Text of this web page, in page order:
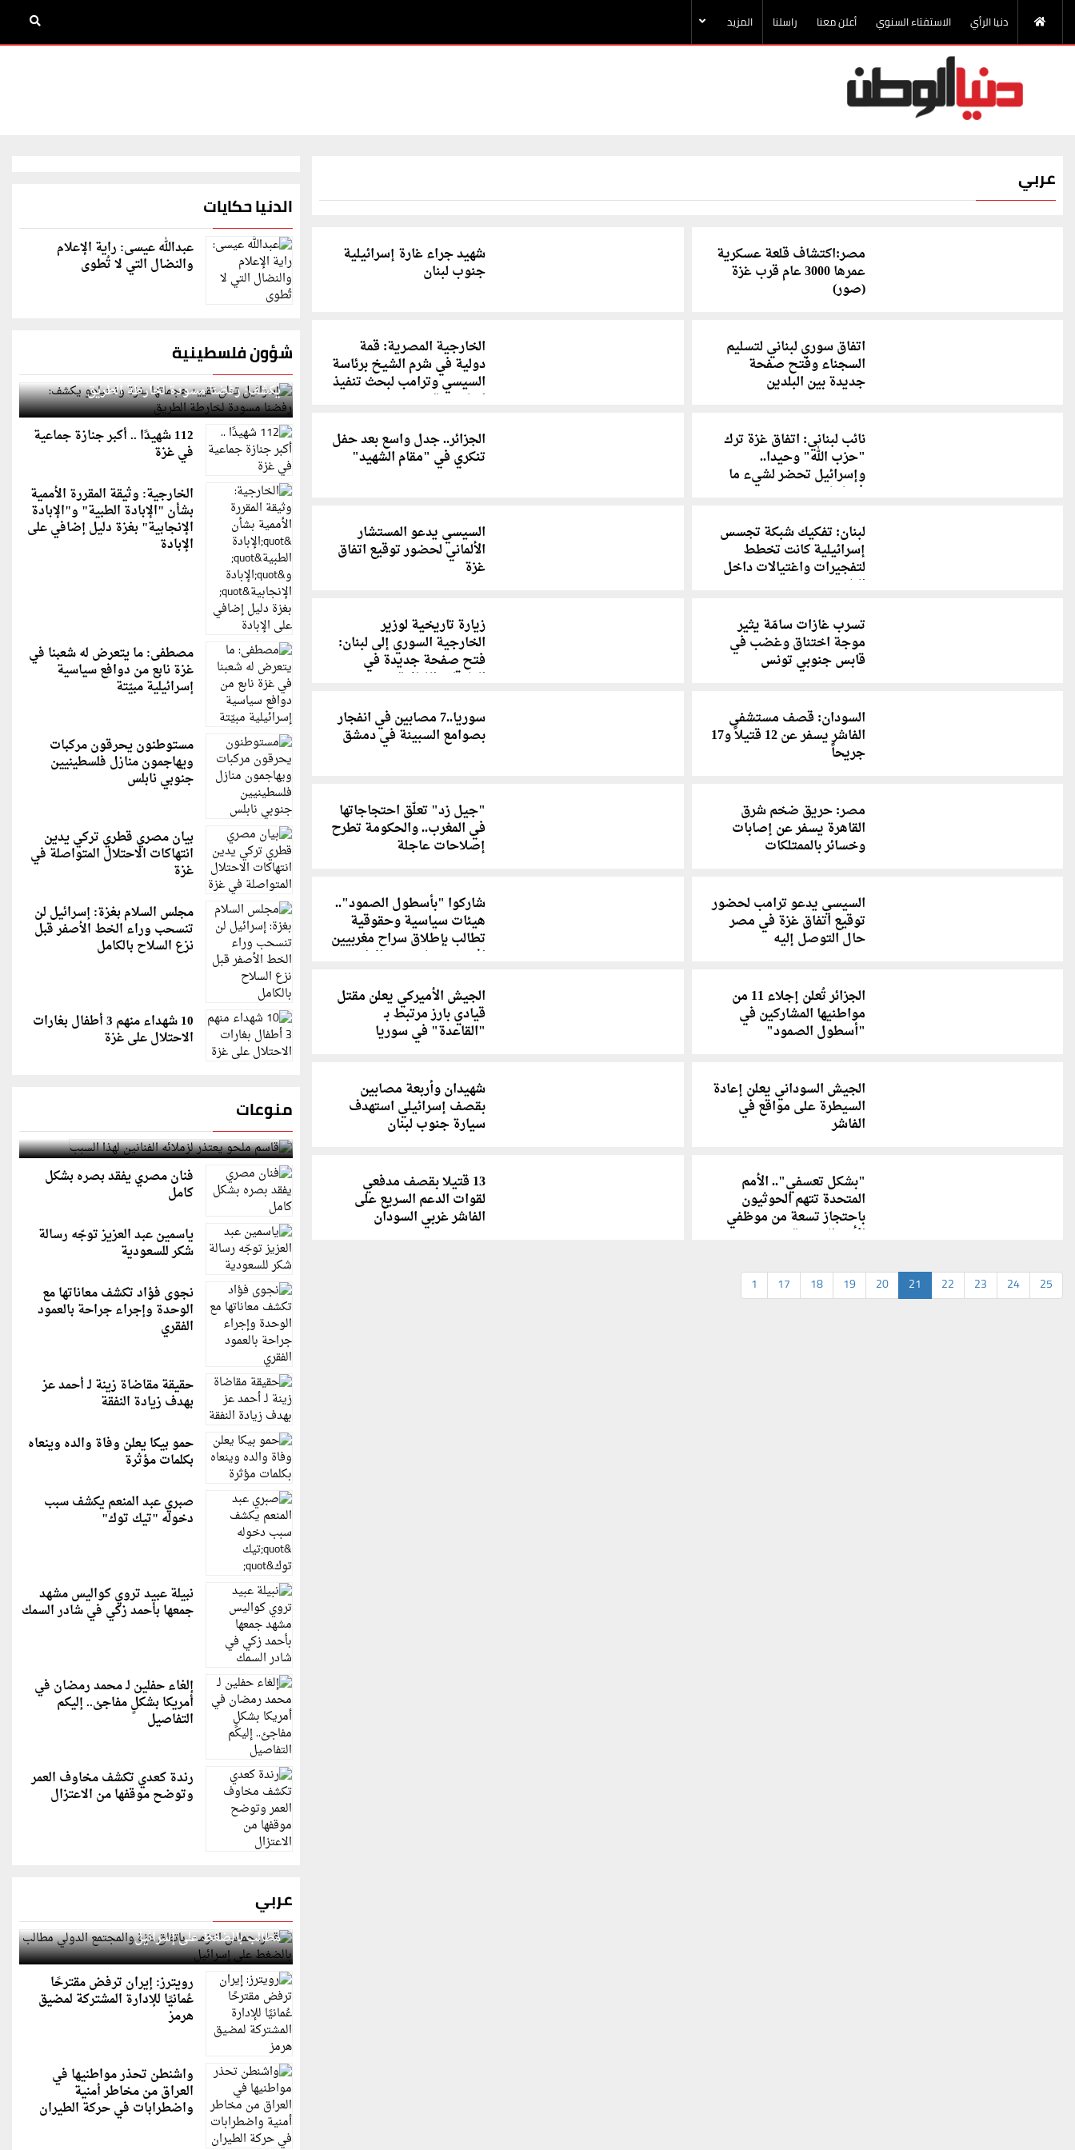
دنيا الرأي الاستفتاء السنوي أعلن معنا راسلنا المزيد
عربي
مصر:اكتشاف قلعة عسكرية
عمرها 3000 عام قرب غزة
(صور)
شهيد جراء غارة إسرائيلية
جنوب لبنان
اتفاق سوري لبناني لتسليم
السجناء وفتح صفحة
جديدة بين البلدين
الخارجية المصرية: قمة
دولية في شرم الشيخ برئاسة
السيسي وترامب لبحث تنفيذ
اتفاق غزة
نائب لبناني: اتفاق غزة ترك
"حزب الله" وحيدا..
وإسرائيل تحضر لشيء ما
في لبنان
الجزائر.. جدل واسع بعد حفل
تنكري في "مقام الشهيد"
لبنان: تفكيك شبكة تجسس
إسرائيلية كانت تخطط
لتفجيرات واغتيالات داخل
البلاد
السيسي يدعو المستشار
الألماني لحضور توقيع اتفاق
غزة
تسرب غازات سامّة يثير
موجة اختناق وغضب في
قابس جنوبي تونس
زيارة تاريخية لوزير
الخارجية السوري إلى لبنان:
فتح صفحة جديدة في
العلاقات الثنائية
السودان: قصف مستشفى
الفاشر يسفر عن 12 قتيلاً و17
جريحاً
سوريا..7 مصابين في انفجار
بصوامع السبينة في دمشق
مصر: حريق ضخم شرق
القاهرة يسفر عن إصابات
وخسائر بالممتلكات
"جيل زد" تعلّق احتجاجاتها
في المغرب.. والحكومة تطرح
إصلاحات عاجلة
السيسي يدعو ترامب لحضور
توقيع اتفاق غزة في مصر
حال التوصل إليه
شاركوا "بأسطول الصمود"..
هيئات سياسية وحقوقية
تطالب بإطلاق سراح مغربيين
اثنين معتقلين بإسرائيل
الجزائر تُعلن إجلاء 11 من
مواطنيها المشاركين في
"أسطول الصمود"
الجيش الأميركي يعلن مقتل
قيادي بارز مرتبط بـ
"القاعدة" في سوريا
الجيش السوداني يعلن إعادة
السيطرة على مواقع في
الفاشر
شهيدان وأربعة مصابين
بقصف إسرائيلي استهدف
سيارة جنوب لبنان
"بشكل تعسفي".. الأمم
المتحدة تتهم الحوثيون
باحتجاز تسعة من موظفي
الأمم المتحدة
13 قتيلا بقصف مدفعي
لقوات الدعم السريع على
الفاشر غربي السودان
1 17 18 19 20 21 22 23 24 25
الدنيا حكايات
عبدالله عيسى: راية الإعلام
والنضال التي لا تُطوى
شؤون فلسطينية
إسرائيل تعلن تقييد هجماتها بغزة ونتنياهو
يكشف: رفضنا مسودة لخارطة الطريق
112 شهيدًا .. أكبر جنازة جماعية
في غزة
الخارجية: وثيقة المقررة الأممية
بشأن "الإبادة الطبية" و"الإبادة
الإنجابية" بغزة دليل إضافي على
الإبادة
مصطفى: ما يتعرض له شعبنا في
غزة نابع من دوافع سياسية
إسرائيلية مبيّتة
مستوطنون يحرقون مركبات
ويهاجمون منازل فلسطينيين
جنوبي نابلس
بيان مصري قطري تركي يدين
انتهاكات الاحتلال المتواصلة في
غزة
مجلس السلام بغزة: إسرائيل لن
تنسحب وراء الخط الأصفر قبل
نزع السلاح بالكامل
10 شهداء منهم 3 أطفال بغارات
الاحتلال على غزة
منوعات
قاسم ملحو يعتذر لزملائه الفنانين لهذا السبب
فنان مصري يفقد بصره بشكل
كامل
ياسمين عبد العزيز توجّه رسالة
شكر للسعودية
نجوى فؤاد تكشف معاناتها مع
الوحدة وإجراء جراحة بالعمود
الفقري
حقيقة مقاضاة زينة لـ أحمد عز
بهدف زيادة النفقة
حمو بيكا يعلن وفاة والده وينعاه
بكلمات مؤثرة
صبري عبد المنعم يكشف سبب
دخوله "تيك توك"
نبيلة عبيد تروي كواليس مشهد
جمعها بأحمد زكي في شادر السمك
إلغاء حفلين لـ محمد رمضان في
أمريكا بشكلٍ مفاجئ.. إليكم
التفاصيل
رندة كعدي تكشف مخاوف العمر
وتوضح موقفها من الاعتزال
عربي
قطر: حماس التزمت باتفاق غزة والمجتمع الدولي
مطالب بالضغط على إسرائيل
رويترز: إيران ترفض مقترحًا
عُمانيًا للإدارة المشتركة لمضيق
هرمز
واشنطن تحذر مواطنيها في
العراق من مخاطر أمنية
واضطرابات في حركة الطيران